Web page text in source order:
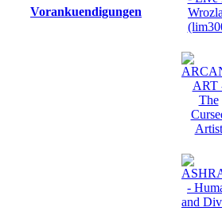
Vorankuendigungen